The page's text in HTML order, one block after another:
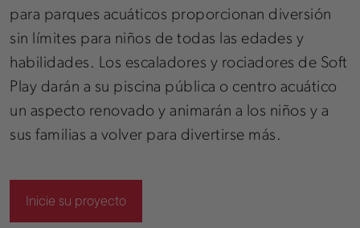
para parques acuáticos proporcionan diversión
sin límites para niños de todas las edades y
habilidades. Los escaladores y rociadores de Soft
Play darán a su piscina pública o centro acuático
un aspecto renovado y animarán a los niños y a
sus familias a volver para divertirse más.
Inicie su proyecto